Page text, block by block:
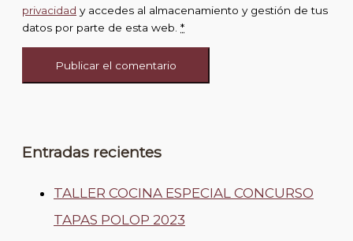
privacidad y accedes al almacenamiento y gestión de tus
datos por parte de esta web. *
Entradas recientes
TALLER COCINA ESPECIAL CONCURSO
TAPAS POLOP 2023